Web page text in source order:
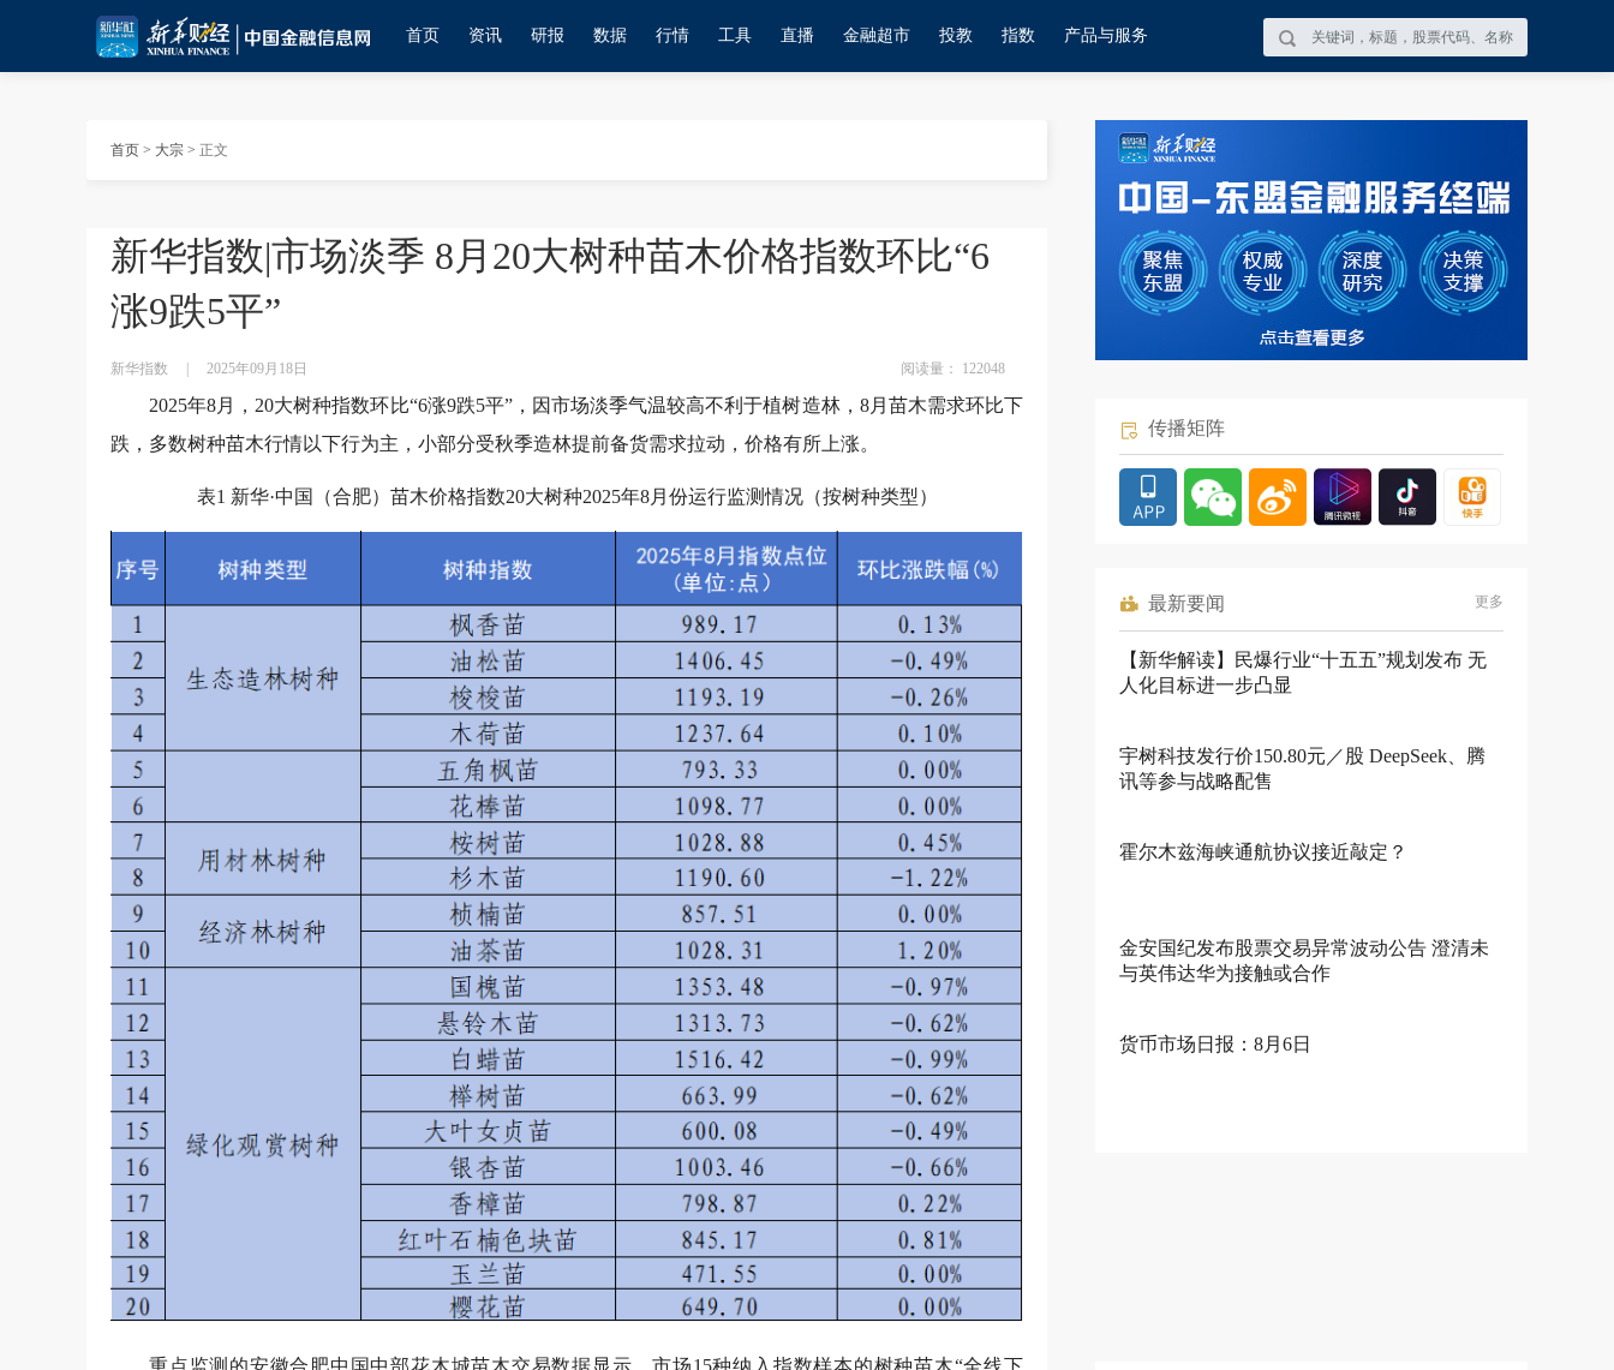
首页 资讯 研报 数据 行情 工具 直播 金融超市 投教 指数 产品与服务
首页 > 大宗 > 正文
新华指数|市场淡季 8月20大树种苗木价格指数环比“6
涨9跌5平”
新华指数 2025年09月18日 阅读量： 122048
2025年8月，20大树种指数环比“6涨9跌5平”，因市场淡季气温较高不利于植树造林，8月苗木需求环比下
跌，多数树种苗木行情以下行为主，小部分受秋季造林提前备货需求拉动，价格有所上涨。
表1 新华·中国（合肥）苗木价格指数20大树种2025年8月份运行监测情况（按树种类型）
传播矩阵
最新要闻 更多
【新华解读】民爆行业“十五五”规划发布 无
人化目标进一步凸显
宇树科技发行价150.80元／股 DeepSeek、腾
讯等参与战略配售
霍尔木兹海峡通航协议接近敲定？
金安国纪发布股票交易异常波动公告 澄清未
与英伟达华为接触或合作
货币市场日报：8月6日